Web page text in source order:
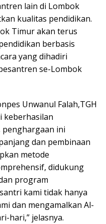
lain di Lombok
kualitas pendidikan.
Timur akan terus
berbasis
yang dihadiri
se-Lombok
Unwanul Falah,TGH
keberhasilan
penghargaan ini
dan pembinaan
metode
didukung
program
kami tidak hanya
dan mengamalkan Al-
hari,” jelasnya.